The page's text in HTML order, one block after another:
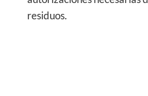
residuos.